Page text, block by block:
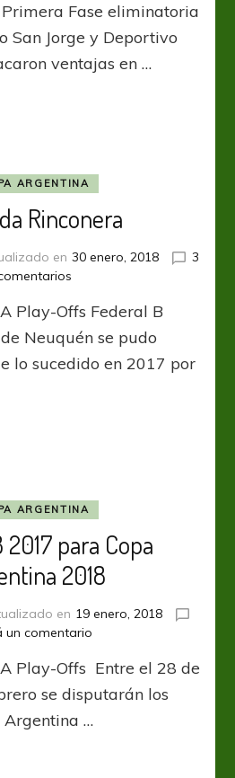
Jorge
defendió
resultado
Fase eliminatoria
San Jorge y Deportivo
ventajas en …
ARGENTINA
Rinconera
en 30 enero, 2018
3
en
Rinconera
Play-Offs Federal B
Neuquén se pudo
lo sucedido en 2017 por
ARGENTINA
2017 para Copa
2018
en 19 enero, 2018
un comentario
B
2017
Copa
Play-Offs Entre el 28 de
se disputarán los
Argentina …